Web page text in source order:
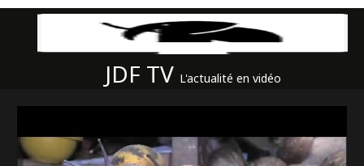
JDF TV L'actualité en vidéo